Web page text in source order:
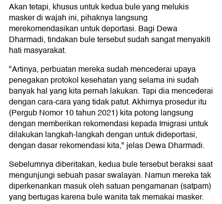
Akan tetapi, khusus untuk kedua bule yang melukis
masker di wajah ini, pihaknya langsung
merekomendasikan untuk deportasi. Bagi Dewa
Dharmadi, tindakan bule tersebut sudah sangat menyakiti
hati masyarakat.
"Artinya, perbuatan mereka sudah mencederai upaya
penegakan protokol kesehatan yang selama ini sudah
banyak hal yang kita pernah lakukan. Tapi dia mencederai
dengan cara-cara yang tidak patut. Akhirnya prosedur itu
(Pergub Nomor 10 tahun 2021) kita potong langsung
dengan memberikan rekomendasi kepada Imigrasi untuk
dilakukan langkah-langkah dengan untuk dideportasi,
dengan dasar rekomendasi kita," jelas Dewa Dharmadi.
Sebelumnya diberitakan, kedua bule tersebut beraksi saat
mengunjungi sebuah pasar swalayan. Namun mereka tak
diperkenankan masuk oleh satuan pengamanan (satpam)
yang bertugas karena bule wanita tak memakai masker.